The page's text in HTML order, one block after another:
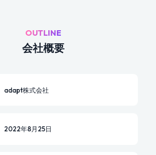
OUTLINE
会社概要
adapt株式会社
2022年8月25日